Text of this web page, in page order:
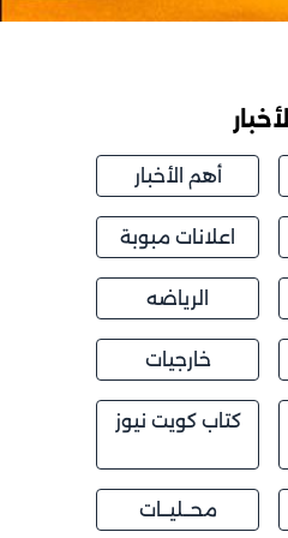
أهم الأخبار
اعلانات مبوبة
الرياضه
خارجيات
كتاب كويت نيوز
محــليــات